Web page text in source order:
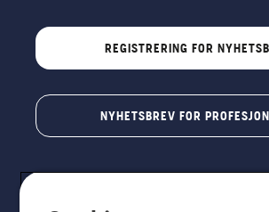
REGISTRERING FOR
NYHETSBREV FOR